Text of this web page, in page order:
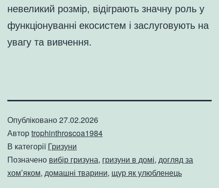
невеликий розмір, відіграють значну роль у
функціонуванні екосистем і заслуговують на
увагу та вивчення.
Опубліковано27.02.2026
Авторtrophinthroscoa1984
В категоріїГризуни
Позначено вибір гризуна, гризуни в домі, догляд за
хом’яком, домашні тварини, щур як улюбленець